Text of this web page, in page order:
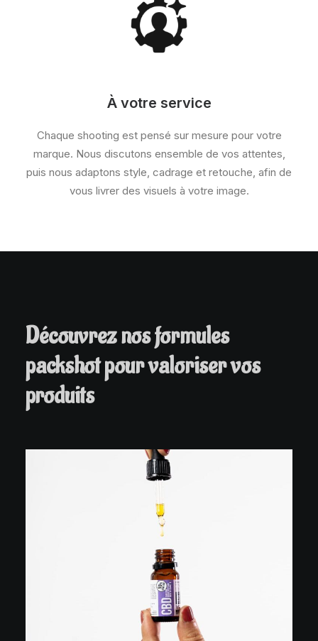
À votre service
Chaque shooting est pensé sur mesure pour votre
marque. Nous discutons ensemble de vos attentes,
puis nous adaptons style, cadrage et retouche, afin de
vous livrer des visuels à votre image.
Découvrez nos formules
packshot pour valoriser vos
produits